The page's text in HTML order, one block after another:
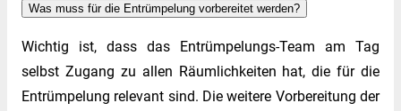
Was muss für die Entrümpelung vorbereitet werden?
Wichtig ist, dass das Entrümpelungs-Team am Tag
selbst Zugang zu allen Räumlichkeiten hat, die für die
Entrümpelung relevant sind. Die weitere Vorbereitung der